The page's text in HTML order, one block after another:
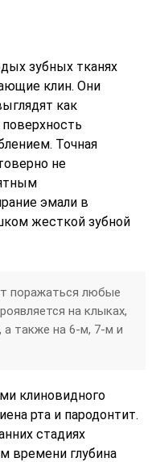
зубных тканях
клин. Они
как
поверхность
Точная
не
эмали в
жесткой зубной
поражаться любые
на клыках,
а также на 6-м, 7-м и
клиновидного
рта и пародонтит.
стадиях
времени глубина